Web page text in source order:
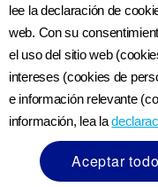
Sorbete de
Tiempo de
lee la declaración de
web. Con su
el uso del sitio web
intereses (cookies de
e información relevante
información, lea la
Aceptar todo